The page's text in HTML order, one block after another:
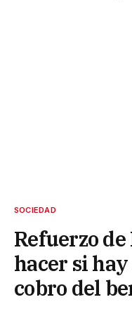
SOCIEDAD
Refuerzo
hacer si
cobro del